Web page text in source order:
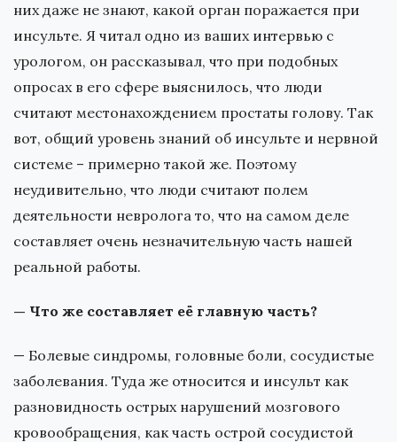
них даже не знают, какой орган поражается при
инсульте. Я читал одно из ваших интервью с
урологом, он рассказывал, что при подобных
опросах в его сфере выяснилось, что люди
считают местонахождением простаты голову. Так
вот, общий уровень знаний об инсульте и нервной
системе – примерно такой же. Поэтому
неудивительно, что люди считают полем
деятельности невролога то, что на самом деле
составляет очень незначительную часть нашей
реальной работы.
— Что же составляет её главную часть?
— Болевые синдромы, головные боли, сосудистые
заболевания. Туда же относится и инсульт как
разновидность острых нарушений мозгового
кровообращения, как часть острой сосудистой